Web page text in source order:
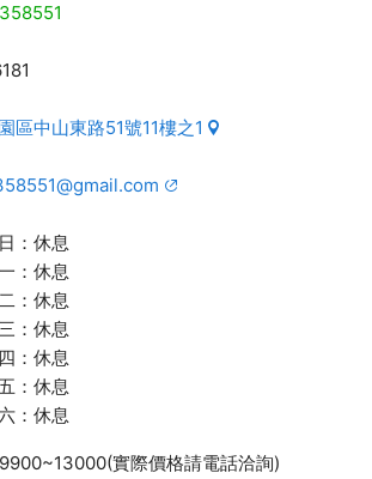
區中山東路51號11樓之1
：休息
：休息
：休息
：休息
：休息
：休息
：休息
實際價格請電話洽詢)